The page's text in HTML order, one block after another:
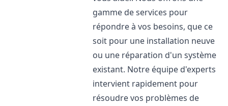
gamme de services pour
répondre à vos besoins, que ce
soit pour une installation neuve
ou une réparation d'un système
existant. Notre équipe d'experts
intervient rapidement pour
résoudre vos problèmes de